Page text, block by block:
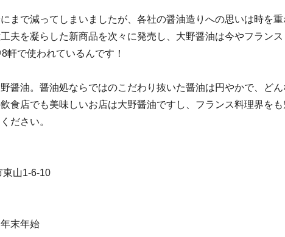
まで減ってしまいましたが、各社の醤油造りへの思いは時を
夫を凝らした新商品を次々に発売し、大野醤油は今やフラン
軒で使われているんです！
醤油。醤油処ならではのこだわり抜いた醤油は円やかで、ど
食店でも美味しいお店は大野醤油ですし、フランス料理界を
ださい。
山1-6-10
末年始